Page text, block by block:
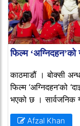
फिल्म ‘अग्निदहन’को
काठमाडौं । बोक्सी
फिल्म ‘अग्निदहन’को
भएको छ । सार्वजनिक
Afzal Khan